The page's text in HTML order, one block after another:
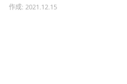
作成: 2021.12.15